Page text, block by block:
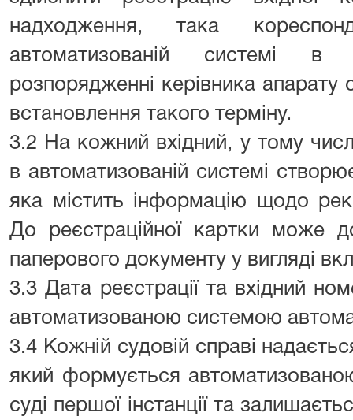
надходження, така
автоматизованій системі
розпорядженні керівника апарату
встановлення такого терміну.
3.2 На кожний вхідний, у тому
в автоматизованій системі
яка містить інформацію щодо
До реєстраційної картки може
паперового документу у вигляді
3.3 Дата реєстрації та вхідний
автоматизованою системою
3.4 Кожній судовій справі
який формується
суді першої інстанції та